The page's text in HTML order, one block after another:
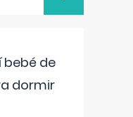
bebé de
dormir